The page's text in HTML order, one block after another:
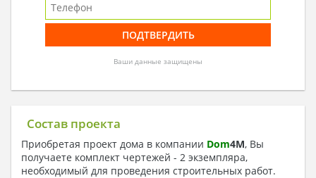
Ваши данные защищены
Состав проекта
Приобретая проект дома в компании Dom4M, Вы
получаете комплект чертежей - 2 экземпляра,
необходимый для проведения строительных работ.